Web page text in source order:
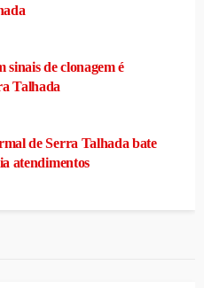
de clonagem é
Talhada
de Serra Talhada bate
atendimentos